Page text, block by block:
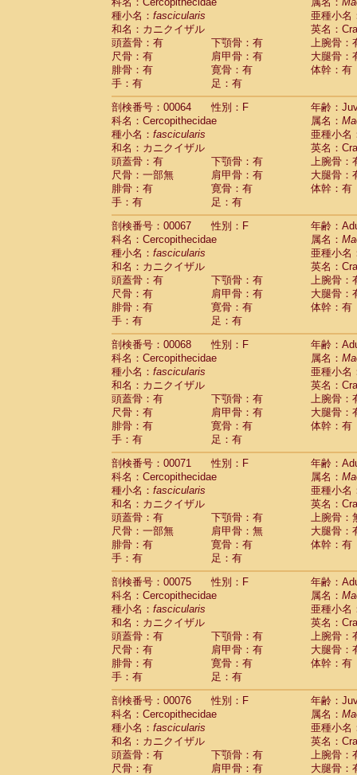
種小名： fascicularis
亜種小名
和名：カニクイザル
英名：
頭蓋骨：有
下顎骨：有
上腕骨：
尺骨：有
肩甲骨：有
大腿骨：
腓骨：有
寛骨：有
体幹：有
手：有
足：有
剖検番号：00064
性別：F
年齢：
科名：Cercopithecidae
属名：
種小名： fascicularis
亜種小名
和名：カニクイザル
英名：
頭蓋骨：有
下顎骨：有
上腕骨：
尺骨：一部無
肩甲骨：有
大腿骨：
腓骨：有
寛骨：有
体幹：有
手：有
足：有
剖検番号：00067
性別：F
年齢：
科名：Cercopithecidae
属名：
種小名： fascicularis
亜種小名
和名：カニクイザル
英名：
頭蓋骨：有
下顎骨：有
上腕骨：
尺骨：有
肩甲骨：有
大腿骨：
腓骨：有
寛骨：有
体幹：有
手：有
足：有
剖検番号：00068
性別：F
年齢：
科名：Cercopithecidae
属名：
種小名： fascicularis
亜種小名
和名：カニクイザル
英名：
頭蓋骨：有
下顎骨：有
上腕骨：
尺骨：有
肩甲骨：有
大腿骨：
腓骨：有
寛骨：有
体幹：有
手：有
足：有
剖検番号：00071
性別：F
年齢：
科名：Cercopithecidae
属名：
種小名： fascicularis
亜種小名
和名：カニクイザル
英名：
頭蓋骨：有
下顎骨：有
上腕骨：
尺骨：一部無
肩甲骨：無
大腿骨：
腓骨：有
寛骨：有
体幹：有
手：有
足：有
剖検番号：00075
性別：F
年齢：
科名：Cercopithecidae
属名：
種小名： fascicularis
亜種小名
和名：カニクイザル
英名：
頭蓋骨：有
下顎骨：有
上腕骨：
尺骨：有
肩甲骨：有
大腿骨：
腓骨：有
寛骨：有
体幹：有
手：有
足：有
剖検番号：00076
性別：F
年齢：
科名：Cercopithecidae
属名：
種小名： fascicularis
亜種小名
和名：カニクイザル
英名：
頭蓋骨：有
下顎骨：有
上腕骨：
尺骨：有
肩甲骨：有
大腿骨：